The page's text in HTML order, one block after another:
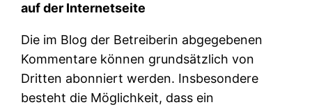
auf der Internetseite
Die im Blog der Betreiberin abgegebenen
Kommentare können grundsätzlich von
Dritten abonniert werden. Insbesondere
besteht die Möglichkeit, dass ein